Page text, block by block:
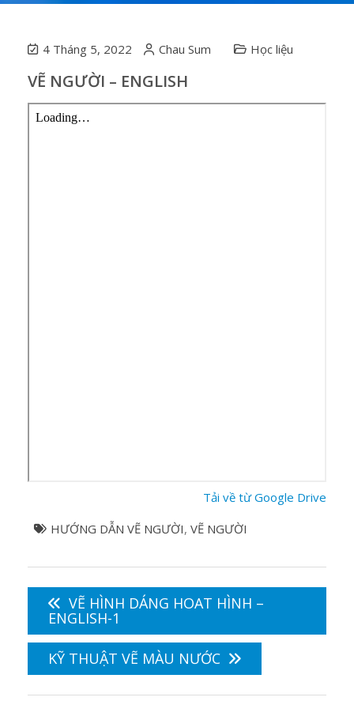
4 Tháng 5, 2022 Chau Sum Học liệu
VẼ NGƯỜI – ENGLISH
Tải về từ Google Drive
HƯỚNG DẪN VẼ NGƯỜI, VẼ NGƯỜI
hướng
bài
viết
VẼ HÌNH DÁNG HOAT HÌNH –
ENGLISH-1
KỸ THUẬT VẼ MÀU NƯỚC